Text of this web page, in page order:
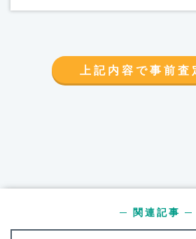
上記内容で事前査
─ 関連記事 ─